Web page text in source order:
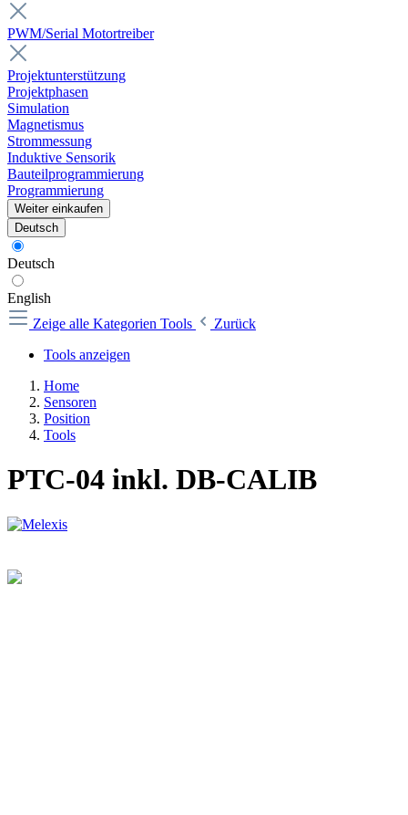
PWM/Serial Motortreiber
Projektunterstützung
Projektphasen
Simulation
Magnetismus
Strommessung
Induktive Sensorik
Bauteilprogrammierung
Programmierung
Weiter einkaufen
Deutsch
Deutsch
English
Zeige alle Kategorien Tools
Zurück
Tools anzeigen
Home
Sensoren
Position
Tools
PTC-04 inkl. DB-CALIB